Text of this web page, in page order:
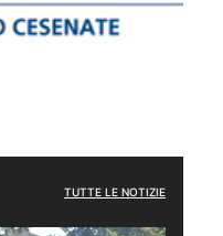
TUTTE LE NOTIZIE